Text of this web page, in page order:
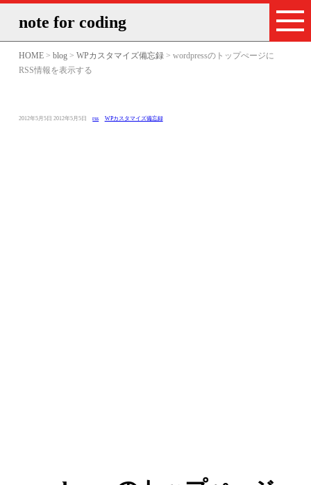
note for coding
HOME> blog> WPカスタマイズ備忘録> wordpressのトップぺージに
RSS情報を表示する
投
2012年5月5日 最
2012年5月5日
タ
rss
カ
WPカスタマイズ備忘録